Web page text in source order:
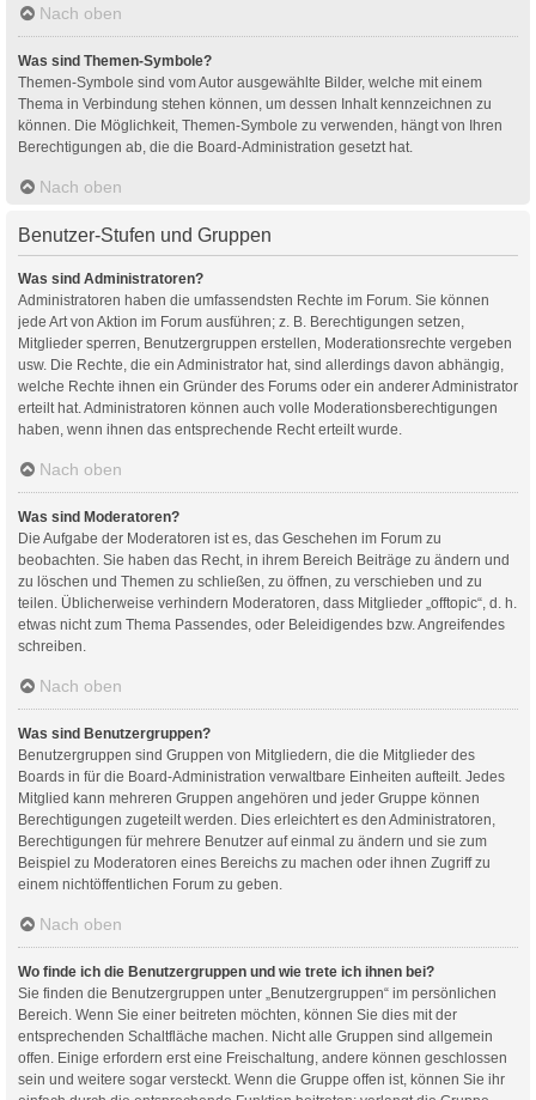
Nach oben
Was sind Themen-Symbole?
Themen-Symbole sind vom Autor ausgewählte Bilder, welche mit einem
Thema in Verbindung stehen können, um dessen Inhalt kennzeichnen zu
können. Die Möglichkeit, Themen-Symbole zu verwenden, hängt von Ihren
Berechtigungen ab, die die Board-Administration gesetzt hat.
Nach oben
Benutzer-Stufen und Gruppen
Was sind Administratoren?
Administratoren haben die umfassendsten Rechte im Forum. Sie können
jede Art von Aktion im Forum ausführen; z. B. Berechtigungen setzen,
Mitglieder sperren, Benutzergruppen erstellen, Moderationsrechte vergeben
usw. Die Rechte, die ein Administrator hat, sind allerdings davon abhängig,
welche Rechte ihnen ein Gründer des Forums oder ein anderer Administrator
erteilt hat. Administratoren können auch volle Moderationsberechtigungen
haben, wenn ihnen das entsprechende Recht erteilt wurde.
Nach oben
Was sind Moderatoren?
Die Aufgabe der Moderatoren ist es, das Geschehen im Forum zu
beobachten. Sie haben das Recht, in ihrem Bereich Beiträge zu ändern und
zu löschen und Themen zu schließen, zu öffnen, zu verschieben und zu
teilen. Üblicherweise verhindern Moderatoren, dass Mitglieder „offtopic“, d. h.
etwas nicht zum Thema Passendes, oder Beleidigendes bzw. Angreifendes
schreiben.
Nach oben
Was sind Benutzergruppen?
Benutzergruppen sind Gruppen von Mitgliedern, die die Mitglieder des
Boards in für die Board-Administration verwaltbare Einheiten aufteilt. Jedes
Mitglied kann mehreren Gruppen angehören und jeder Gruppe können
Berechtigungen zugeteilt werden. Dies erleichtert es den Administratoren,
Berechtigungen für mehrere Benutzer auf einmal zu ändern und sie zum
Beispiel zu Moderatoren eines Bereichs zu machen oder ihnen Zugriff zu
einem nichtöffentlichen Forum zu geben.
Nach oben
Wo finde ich die Benutzergruppen und wie trete ich ihnen bei?
Sie finden die Benutzergruppen unter „Benutzergruppen“ im persönlichen
Bereich. Wenn Sie einer beitreten möchten, können Sie dies mit der
entsprechenden Schaltfläche machen. Nicht alle Gruppen sind allgemein
offen. Einige erfordern erst eine Freischaltung, andere können geschlossen
sein und weitere sogar versteckt. Wenn die Gruppe offen ist, können Sie ihr